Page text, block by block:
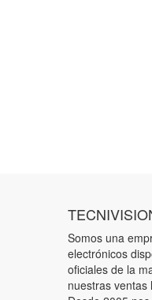
Somos una
electrónicos
oficiales de la
nuestras ventas